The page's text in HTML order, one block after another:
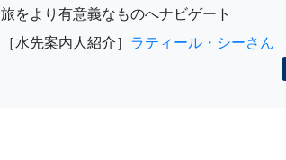
旅をより有意義なものへナビゲート
［水先案内人紹介］ ラティール・シーさん